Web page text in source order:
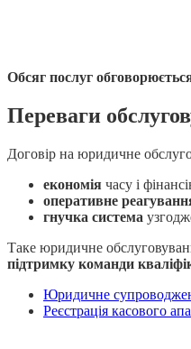
Обсяг послуг
Переваги
Договір на юридичне
економія часу і
оперативне
гнучка система
Таке юридичне
підтримку команди
Юридичне
Реєстрація касового